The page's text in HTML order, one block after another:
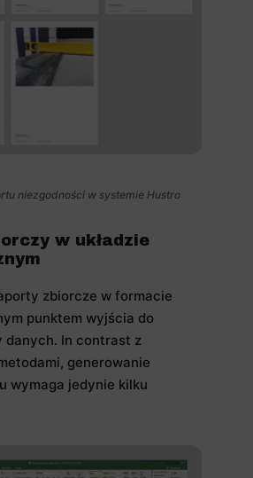
niezgodności w systemie Hustro
w układzie
zbiorcze w formacie
punktem wyjścia do
danych. In contrast z
generowanie
wymaga jedynie kilku